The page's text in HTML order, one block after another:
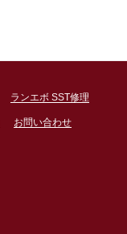
ランエボ SST修理
お問い合わせ